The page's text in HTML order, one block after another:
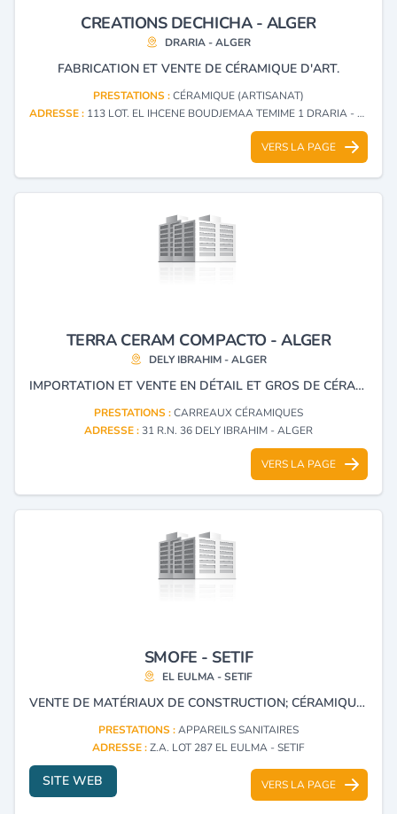
CREATIONS DECHICHA - ALGER
DRARIA - ALGER
FABRICATION ET VENTE DE CÉRAMIQUE D'ART.
PRESTATIONS :CÉRAMIQUE (ARTISANAT)
ADRESSE : 113 LOT. EL IHCENE BOUDJEMAA TEMIME 1 DRARIA - ALGER
VERS LA PAGE
TERRA CERAM COMPACTO - ALGER
DELY IBRAHIM - ALGER
IMPORTATION ET VENTE EN DÉTAIL ET GROS DE CÉRAMIQUES FAÏENCE ET DALLE DE SOL.
PRESTATIONS :CARREAUX CÉRAMIQUES
ADRESSE :31 R.N. 36 DELY IBRAHIM - ALGER
VERS LA PAGE
SMOFE - SETIF
EL EULMA - SETIF
VENTE DE MATÉRIAUX DE CONSTRUCTION; CÉRAMIQUE; ARTICLES SANITAIRE ET DE CUISINE, ROBINETTERIE, FAIENCE ET ACCESSOIRES POUR SALLES DE BAINS. REPRÉSENTANT DE LA MARQUE ROCA, GRAVINA, GALINDO, CERAMIC, MUNDO, RODI, FOMINAYA, SANIMED, SANIBANO
PRESTATIONS :APPAREILS SANITAIRES
ADRESSE :Z.A. LOT 287 EL EULMA - SETIF
SITE WEB VERS LA PAGE